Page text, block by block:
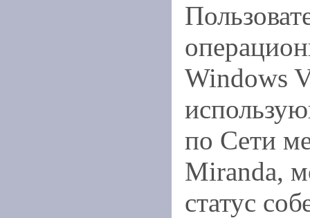
Windows
по Сети
Miranda,
статус